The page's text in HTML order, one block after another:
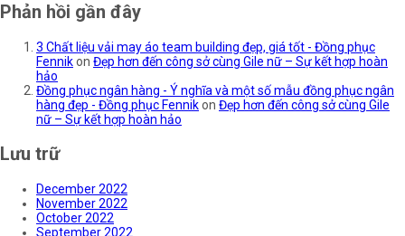
Phản hồi gần đây
3 Chất liệu vải may áo team building đẹp, giá tốt - Đồng phục
Fennikon Đẹp hơn đến công sở cùng Gile nữ – Sự kết hợp hoàn
hảo
Đồng phục ngân hàng - Ý nghĩa và một số mẫu đồng phục ngân
hàng đẹp - Đồng phục Fennikon Đẹp hơn đến công sở cùng Gile
nữ – Sự kết hợp hoàn hảo
Lưu trữ
December 2022
November 2022
October 2022
September 2022